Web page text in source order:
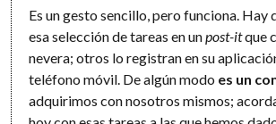
Es un gesto sencillo, pero funciona. Hay
esa selección de tareas en unpost-itque
nevera; otros lo registran en su
teléfono móvil. De algún modo es un
adquirimos con nosotros mismos;